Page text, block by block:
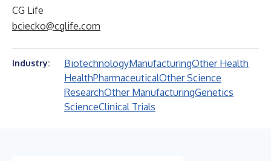
CG Life
bciecko@cglife.com
Industry: BiotechnologyManufacturingOther Health
HealthPharmaceuticalOther Science
ResearchOther ManufacturingGenetics
ScienceClinical Trials